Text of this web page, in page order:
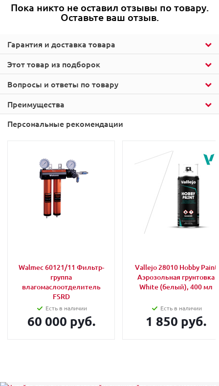
Этот товар из подборок
Гарантия и доставка товара
Пока никто не оставил отзывы по товару.
Оставьте ваш отзыв.
Вопросы и ответы по товару
Преимущества
Персональные рекомендации
Walmec 60121/11 Фильтр-
группа
влагомаслоотделитель
FSRD
Есть в наличии
60 000 руб.
Vallejo 28010 Hobby Paint
Аэрозольная грунтовка
White (белый), 400 мл
Есть в наличии
1 850 руб.